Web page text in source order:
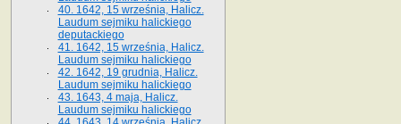
40. 1642, 15 września, Halicz.
Laudum sejmiku halickiego
deputackiego
41. 1642, 15 września, Halicz.
Laudum sejmiku halickiego
42. 1642, 19 grudnia, Halicz.
Laudum sejmiku halickiego
43. 1643, 4 maja, Halicz.
Laudum sejmiku halickiego